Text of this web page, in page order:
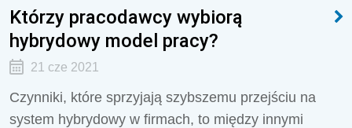
Którzy pracodawcy wybiorą
hybrydowy model pracy?
21 cze 2021
Czynniki, które sprzyjają szybszemu przejściu na
system hybrydowy w firmach, to między innymi